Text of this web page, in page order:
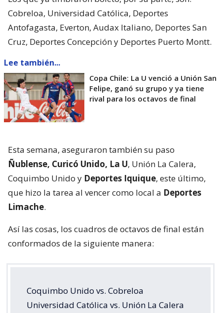
Cobreloa, Universidad Católica, Deportes
Antofagasta, Everton, Audax Italiano, Deportes San
Cruz, Deportes Concepción y Deportes Puerto Montt.
Lee también...
Copa Chile: La U venció a Unión San
Felipe, ganó su grupo y ya tiene
rival para los octavos de final
Esta semana, aseguraron también su paso
Ñublense, Curicó Unido, La U, Unión La Calera,
Coquimbo Unido y Deportes Iquique, este último,
que hizo la tarea al vencer como local a Deportes
Limache.
Así las cosas, los cuadros de octavos de final están
conformados de la siguiente manera:
Coquimbo Unido vs. Cobreloa
Universidad Católica vs. Unión La Calera